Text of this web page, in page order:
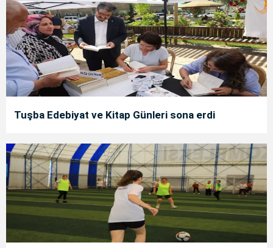
Tuşba Edebiyat ve Kitap Günleri sona erdi